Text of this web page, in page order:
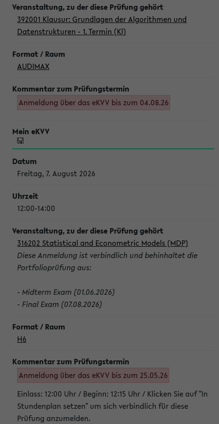
392001 Klausur: Grundlagen der Algorithmen und
Datenstrukturen - 1. Termin (Kl)
AUDIMAX
Anmeldung über das eKVV bis zum 04.08.26
Freitag, 7. August 2026
12:00-14:00
316202 Statistical and Econometric Models (MDP)
Diese Anmeldung ist verbindlich und behinhaltet die
Portfolioprüfung aus:
- Midterm Exam (01.06.2026)
- Final Exam (07.08.2026)
H6
Anmeldung über das eKVV bis zum 25.05.26
Einlass: 12:00 Uhr / Beginn: 12:15 Uhr / Klicken Sie auf "In
Stundenplan setzen" um sich verbindlich für diese
Prüfung anzumelden.